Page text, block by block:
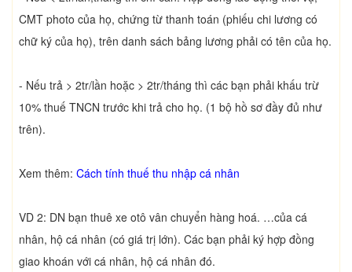
CMT photo của họ, chứng từ thanh toán (phiếu chi lương có
chữ ký của họ), trên danh sách bảng lương phải có tên của họ.
- Nếu trả > 2tr/lần hoặc > 2tr/tháng thì các bạn phải khấu trừ
10% thuế TNCN trước khi trả cho họ. (1 bộ hồ sơ đầy đủ như
trên).
Xem thêm: Cách tính thuế thu nhập cá nhân
VD 2: DN bạn thuê xe otô vân chuyển hàng hoá. …của cá
nhân, hộ cá nhân (có giá trị lớn). Các bạn phải ký hợp đồng
giao khoán với cá nhân, hộ cá nhân đó.